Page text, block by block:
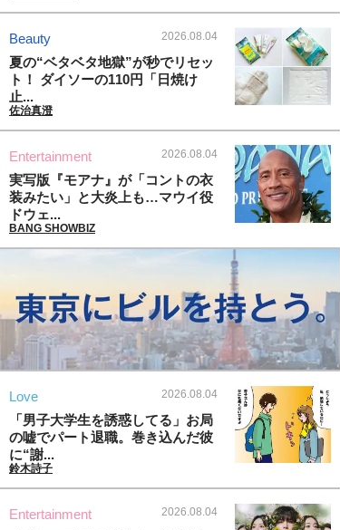
Beauty 2026.08.04
夏の“ベタベタ地獄”が秒でリセッ
ト！ ダイソーの110円「日焼け
止...
佐治真澄
Entertainment 2026.08.04
実写版『モアナ』が「コントの衣
装みたい」と大炎上も…マウイ役
ドウェ...
BANG SHOWBIZ
Love 2026.08.04
「男子大学生を誘惑してる」お局
の嘘でパート退職。巻き込んだ彼
に“謝...
鈴木詩子
Entertainment 2026.08.04